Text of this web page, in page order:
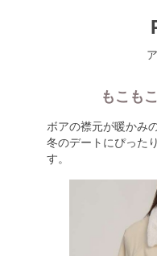
もこも
ボアの襟元が暖かみ
冬のデートにぴった
す。